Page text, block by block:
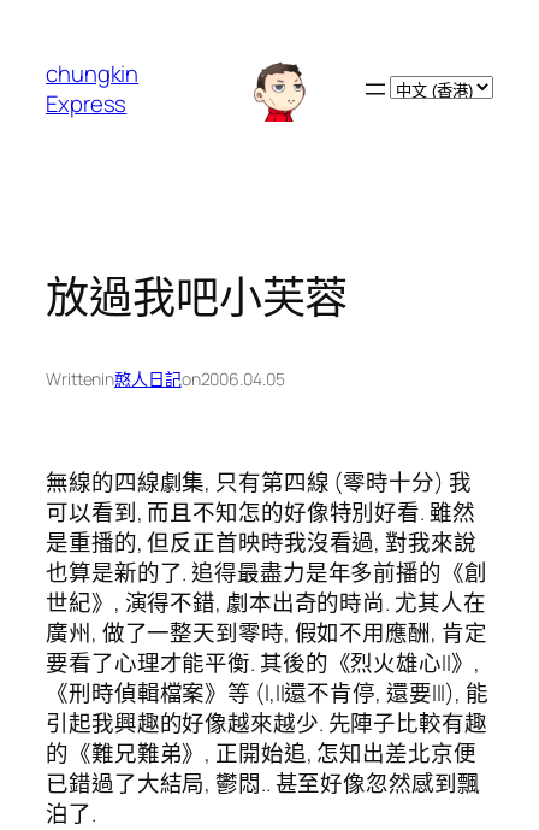
chungkin
Express
Choose
放過我吧小芙蓉
Writtenin憨人日記on2006.04.05
無線的四線劇集, 只有第四線 (零時十分) 我
可以看到, 而且不知怎的好像特別好看. 雖然
是重播的, 但反正首映時我沒看過, 對我來說
也算是新的了. 追得最盡力是年多前播的《創
世紀》, 演得不錯, 劇本出奇的時尚. 尤其人在
廣州, 做了一整天到零時, 假如不用應酬, 肯定
要看了心理才能平衡. 其後的《烈火雄心II》,
《刑時偵輯檔案》等 (I,II還不肯停, 還要III), 能
引起我興趣的好像越來越少. 先陣子比較有趣
的《難兄難弟》, 正開始追, 怎知出差北京便
已錯過了大結局, 鬱悶.. 甚至好像忽然感到飄
泊了.